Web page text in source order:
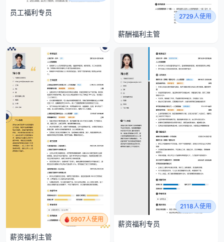
员工福利专员 2729人使用
薪酬福利主管
5907人使用
薪资福利主管
2118人使用
薪资福利专员